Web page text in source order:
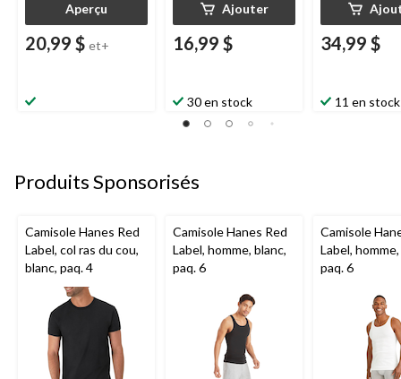
Aperçu
20,99 $ et+
Ajouter
16,99 $
30 en stock
34,99 $
11 en stock
Produits Sponsorisés
Camisole Hanes Red
Label, col ras du cou,
blanc, paq. 4
Camisole Hanes Red
Label, homme, blanc,
paq. 6
Camisole
Label,
paq. 6